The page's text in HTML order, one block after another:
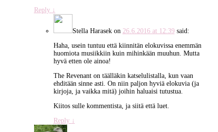
Reply ↓
Stella Harasekon 26.6.2016 at 12:39 said:
Haha, usein tuntuu että kiinnitän elokuvissa enemmän
huomiota musiikkiin kuin mihinkään muuhun. Mutta
hyvä etten ole ainoa!
The Revenant on täälläkin katselulistalla, kun vaan
ehditään sinne asti. On niin paljon hyviä elokuvia (ja
kirjoja, ja vaikka mitä) joihin haluaisi tutustua.
Kiitos sulle kommentista, ja siitä että luet.
Reply ↓